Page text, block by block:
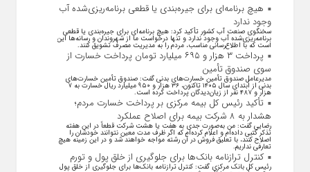
هیچ برنامه‌ای برای جیره‌بندی یا قطعی برنامه‌ریزی‌شده آب
وجود ندارد
سخنگوی صنعت آب کشور تأکید کرد: هیچ برنامه‌ای برای جیره‌بندی یا قطعی
برنامه‌ریزی‌شده آب وجود ندارد و تنها درخواست ما از شهروندان و رسانه‌ها این
است که با اطلاع‌رسانی مناسب، مردم را به مدیریت مصرف تشویق کنند.
پرداخت ۳ هزار و ۶۹۵ میلیارد تومان پرداخت خسارت از
سوی صندوق تأمین
مدیرعامل صندوق تأمین خسارت‌های بدنی گفت: صندوق تأمین خسارت‌های
بدنی از ابتدای سال ۱۴۰۵ تاکنون، ۳۶ هزار و ۹۵۰ میلیارد ریال خسارت به ۷
هزار و ۴۸۷ نفر از زیان‌دیدگان پرداخت کرده است.
تأکید رئیس کل بیمه مرکزی بر پرداخت خسارت مردم؛
هشدار به ۸ شرکت‌ بیمه برای اصلاح عملکرد
رضایی گفت: من به‌صورت جدی به هفت یا هشت شرکت قطعاً در این هفته
تذکر کتبی داده‌ام و اعلام کرده‌ام که اگر ظرف مدت معین نتوانند خودشان را
اصلاح کنند، با تعلیق فروش در آن رشته مواجه خواهند شد و در این زمینه هیچ
تعارفی نداریم.
کنترل ترازنامه بانک‌ها برای جلوگیری از خلق پول و تورم
رئیس کل بانک مرکزی گفت: کنترل ترازنامه بانک‌ها برای جلوگیری از خلق پول